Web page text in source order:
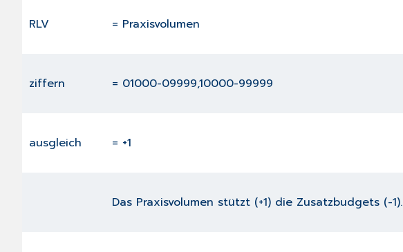
RLV = Praxisvolumen
ziffern = 01000-09999,10000-99999
ausgleich = +1
Das Praxisvolumen stützt (+1) die Zusatzbudgets (-1).